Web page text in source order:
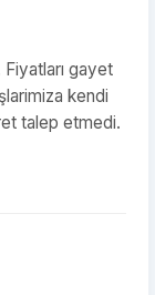
gayet
kendi
talep etmedi.